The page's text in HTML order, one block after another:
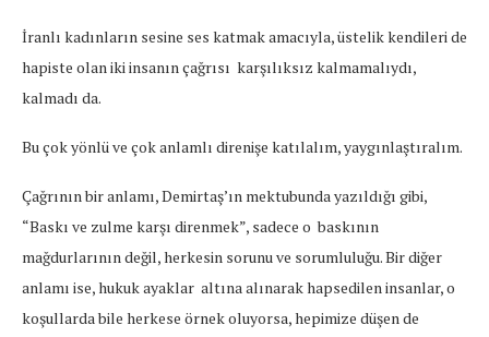
İranlı kadınların sesine ses katmak amacıyla, üstelik kendileri de
hapiste olan iki insanın çağrısı karşılıksız kalmamalıydı,
kalmadı da.
Bu çok yönlü ve çok anlamlı direnişe katılalım, yaygınlaştıralım.
Çağrının bir anlamı, Demirtaş’ın mektubunda yazıldığı gibi,
“Baskı ve zulme karşı direnmek”, sadece o baskının
mağdurlarının değil, herkesin sorunu ve sorumluluğu. Bir diğer
anlamı ise, hukuk ayaklar altına alınarak hapsedilen insanlar, o
koşullarda bile herkese örnek oluyorsa, hepimize düşen de